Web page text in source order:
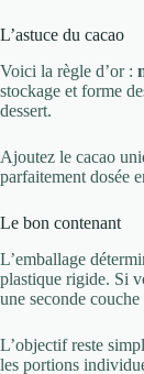
L’astuce du cacao
Voici la règle d’or :
stockage et forme
dessert.
Ajoutez le cacao
parfaitement dosée
Le bon contenant
L’emballage
plastique rigide. Si
une seconde
L’objectif reste
les portions